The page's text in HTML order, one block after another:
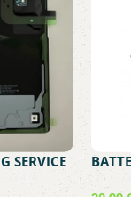
SERVICE
30,99